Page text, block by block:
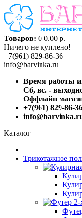
Товаров: 0 0.00 р.
Ничего не куплено!
+7(961) 829-86-36
info@barvinka.ru
Время работы
Сб, вс. -
Оффлайн
+7(961) 829-86-36
Каталог
Трикотажное